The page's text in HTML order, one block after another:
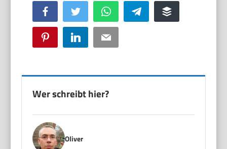
Facebook Twitter WhatsApp Telegram Buffer
Pinterest LinkedIn Email
Wer schreibt hier?
Oliver